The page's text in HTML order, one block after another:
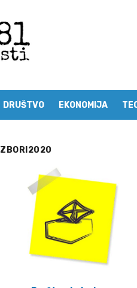
DRUŠTVO EKONOMIJA
IZBORI2020